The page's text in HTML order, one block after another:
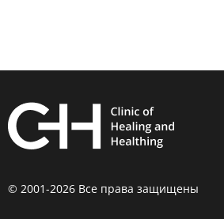
© 2001-2026 Все права защищены